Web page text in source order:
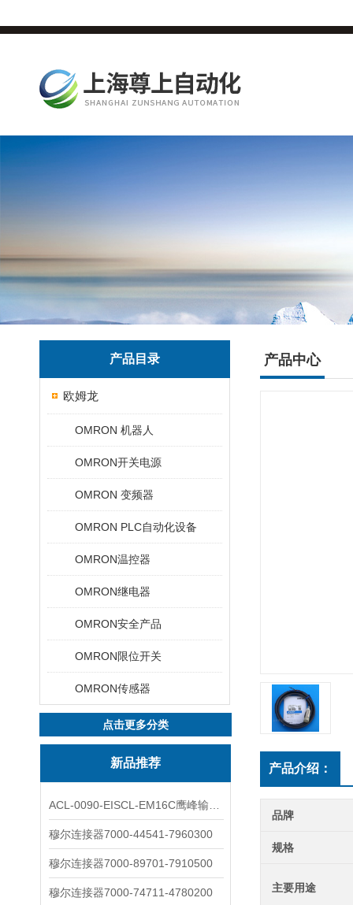
产品目录
欧姆龙
OMRON 机器人
OMRON开关电源
OMRON 变频器
OMRON PLC自动化设备
OMRON温控器
OMRON继电器
OMRON安全产品
OMRON限位开关
OMRON传感器
点击更多分类
新品推荐
穆尔连接器7000-44541-7960300
穆尔连接器7000-89701-7910500
穆尔连接器7000-74711-4780200
产品中心
产品介绍：
品牌
规格
主要用途